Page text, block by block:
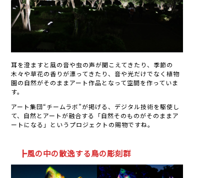
耳を澄ますと風の音や虫の声が聞こえてきたり、季節の
木々や草花の香りが漂ってきたり、音や光だけでなく植物
園の自然がそのままアート作品となって空間を作っていま
す。
アート集団“チームラボ”が掲げる、デジタル技術を駆使し
て、自然とアートが融合する「自然そのものがそのままア
ートになる」というプロジェクトの賜物ですね。
┣風の中の散逸する鳥の彫刻群